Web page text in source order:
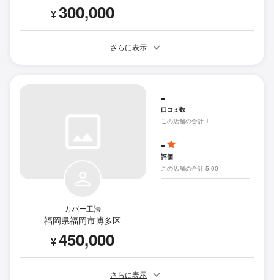
¥300,000
さらに表示
カバー工法
福岡県福岡市博多区
¥450,000
-
口コミ数
この店舗の合計 1
-
評価
この店舗の合計 5.00
さらに表示